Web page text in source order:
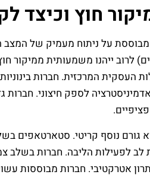
חוץ וכיצד
על ניתוח מעמיק של המצב
חברות קטנות (עד 50 עובדים) לרוב
לפעילות הליבה. חברות בשלב
אטרקטיבי. חברות מבוססות